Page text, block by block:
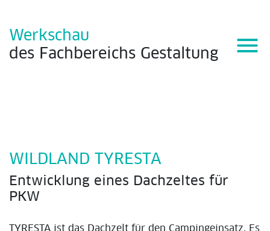
Werkschau
des Fachbereichs Gestaltung menu
WILDLAND TYRESTA
Entwicklung eines Dachzeltes für
PKW
TYRESTA ist das Dachzelt für den Campingeinsatz. Es